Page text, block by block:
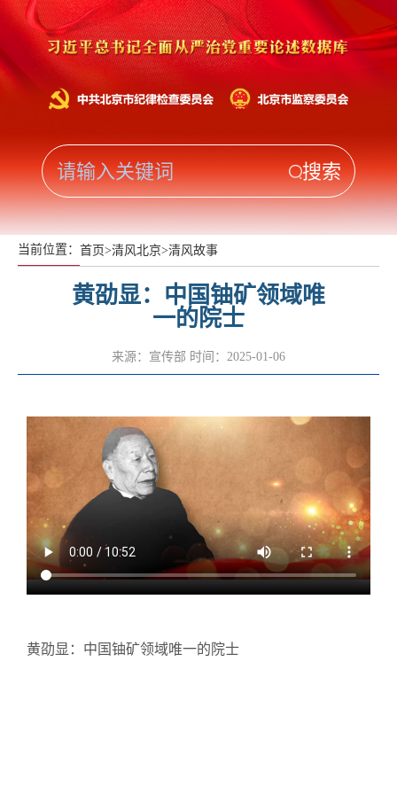
当前位置： 首页>清风北京>清风故事
黄劭显：中国铀矿领域唯
一的院士
来源：宣传部 时间：2025-01-06
黄劭显：中国铀矿领域唯一的院士